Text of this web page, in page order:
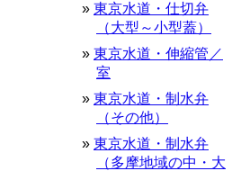
東京水道・仕切弁
（大型～小型蓋）
東京水道・伸縮管／
室
東京水道・制水弁
（その他）
東京水道・制水弁
（多摩地域の中・大